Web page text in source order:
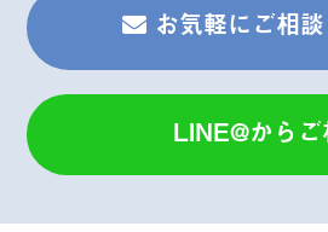
お気軽にご相
LINE@から